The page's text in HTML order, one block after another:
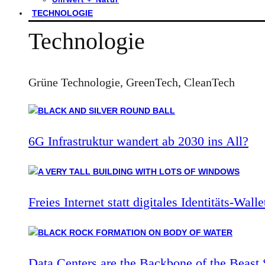
TECHNOLOGIE
Technologie
Grüne Technologie, GreenTech, CleanTech
6G Infrastruktur wandert ab 2030 ins All?
Freies Internet statt digitales Identitäts-